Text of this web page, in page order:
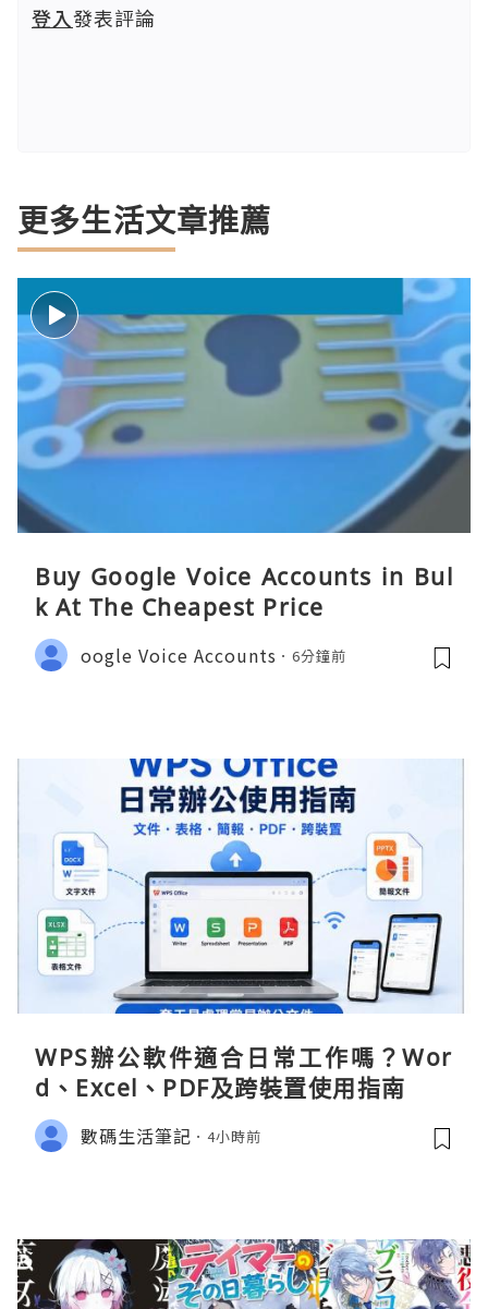
登入發表評論
更多生活文章推薦
Buy Google Voice Accounts in Bul
k At The Cheapest Price
oogle Voice Accounts 6分鐘前
WPS辦公軟件適合日常工作嗎？Wor
d、Excel、PDF及跨裝置使用指南
數碼生活筆記 4小時前